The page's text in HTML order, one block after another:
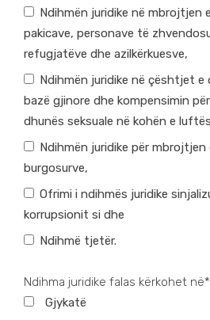
Ndihmën juridike në mbrojtjen
pakicave, personave të
refugjatëve dhe azilkërkuesve,
Ndihmën juridike në çështjet e
bazë gjinore dhe kompensimin
dhunës seksuale në kohën e
Ndihmën juridike për
burgosurve,
Ofrimi i ndihmës juridike
korrupsionit si dhe
Ndihmë tjetër.
Ndihma juridike falas kërkohet
Gjykatë